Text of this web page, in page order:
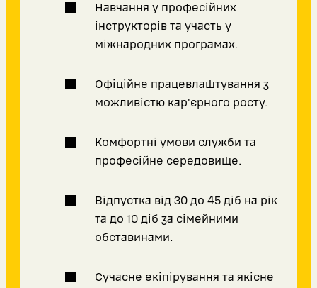
Навчання у професійних
інструкторів та участь у
міжнародних програмах.
Офіційне працевлаштування з
можливістю кар'єрного росту.
Комфортні умови служби та
професійне середовище.
Відпустка від 30 до 45 діб на рік
та до 10 діб за сімейними
обставинами.
Сучасне екіпірування та якісне